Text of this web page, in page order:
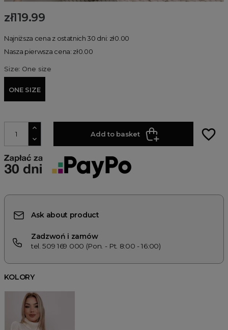
zł119.99
Najniższa cena z ostatnich 30 dni: zł0.00
Nasza pierwsza cena: zł0.00
Size: One size
ONE SIZE
Add to basket favorite_border
Ask about product
Zadzwoń i zamów
tel. 509 169 000 (Pon. - Pt. 8:00 - 16:00)
KOLORY